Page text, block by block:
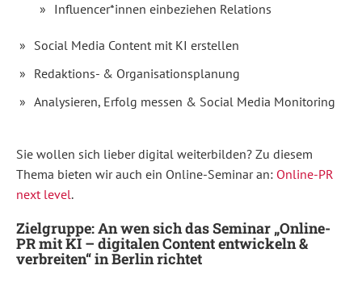
SEO
Social
Media
für
Ihre
Arbeit
Erfolgreiche
digitale
Öffentlichkeitsarbeit
lebt
perfekt
abgestimmten
Kommunikationsmix
Influencer*innen einbeziehen Relations
Social Media Content mit KI erstellen
Redaktions- & Organisationsplanung
Analysieren, Erfolg messen & Social Media Monitoring
Sie wollen sich lieber digital weiterbilden? Zu diesem
Thema bieten wir auch ein Online-Seminar an: Online-PR
next level.
Zielgruppe: An wen sich das Seminar „Online-
PR mit KI – digitalen Content entwickeln &
verbreiten“ in Berlin richtet